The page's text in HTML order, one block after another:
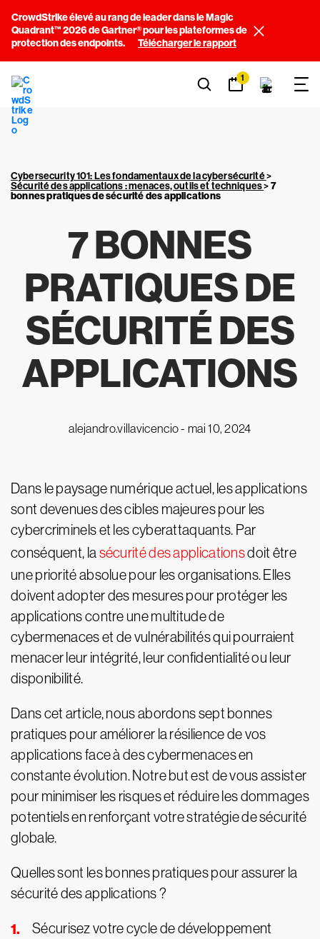
CrowdStrike élevé au rang de leader dans le Magic
Quadrant™ 2026 de Gartner® pour les plateformes de
protection des endpoints.
Télécharger le rapport
1
Cybersecurity 101: Les fondamentaux de la cybersécurité>
Sécurité des applications : menaces, outils et techniques>7
bonnes pratiques de sécurité des applications
7 BONNES
PRATIQUES DE
SÉCURITÉ DES
APPLICATIONS
alejandro.villavicencio -mai 10, 2024
Dans le paysage numérique actuel, les applications
sont devenues des cibles majeures pour les
cybercriminels et les cyberattaquants. Par
conséquent, la sécurité des applicationsdoit être
une priorité absolue pour les organisations. Elles
doivent adopter des mesures pour protéger les
applications contre une multitude de
cybermenaces et de vulnérabilités qui pourraient
menacer leur intégrité, leur confidentialité ou leur
disponibilité.
Dans cet article, nous abordons sept bonnes
pratiques pour améliorer la résilience de vos
applications face à des cybermenaces en
constante évolution. Notre but est de vous assister
pour minimiser les risques et réduire les dommages
potentiels en renforçant votre stratégie de sécurité
globale.
Quelles sont les bonnes pratiques pour assurer la
sécurité des applications ?
Sécurisez votre cycle de développement